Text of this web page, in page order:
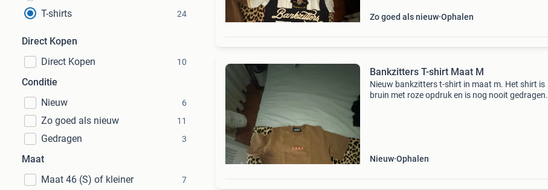
T-shirts
24
Direct Kopen
Direct Kopen
10
Conditie
Nieuw
6
Zo goed als nieuw 11
Gedragen 3
Maat
Maat 46 (S) of kleiner
7
Zo goed als nieuw Ophalen
Bankzitters T-shirt Maat M
Nieuw bankzitters t-shirt in maat m. Het shirt is
bruin met roze opdruk en is nog nooit gedragen.
Nieuw Ophalen